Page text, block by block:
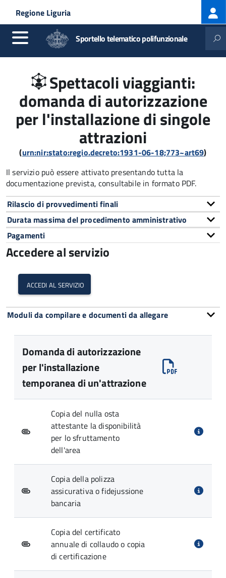
Salta al contenuto principale
Skip to site navigation
Regione Liguria
Sportello telematico polifunzionale
Spettacoli viaggianti:
domanda di autorizzazione
per l'installazione di singole
attrazioni
(urn:nir:stato:regio.decreto:1931-06-18;773~art69)
Il servizio può essere attivato presentando tutta la
documentazione prevista, consultabile in formato PDF.
Rilascio di provvedimenti finali
Durata massima del procedimento amministrativo
Pagamenti
Accedere al servizio
accedi al servizio
Moduli da compilare e documenti da allegare
Domanda di autorizzazione
per l'installazione
temporanea di un'attrazione
Copia del nulla osta
attestante la disponibilità
per lo sfruttamento
dell'area
Copia della polizza
assicurativa o fidejussione
bancaria
Copia del certificato
annuale di collaudo o copia
di certificazione